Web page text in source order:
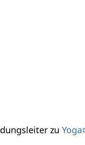
zuYoga